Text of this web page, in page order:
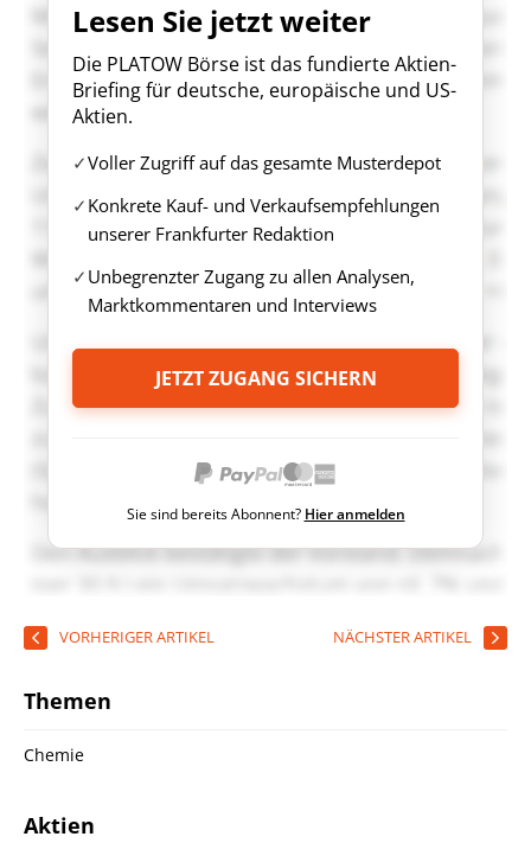
Lesen Sie jetzt weiter
Die PLATOW Börse ist das fundierte Aktien-
Briefing für deutsche, europäische und US-
Aktien.
Voller Zugriff auf das gesamte Musterdepot
Konkrete Kauf- und Verkaufsempfehlungen
unserer Frankfurter Redaktion
Unbegrenzter Zugang zu allen Analysen,
Marktkommentaren und Interviews
JETZT ZUGANG SICHERN
Sie sind bereits Abonnent? Hier anmelden
VORHERIGER ARTIKEL NÄCHSTER ARTIKEL
Themen
Chemie
Aktien